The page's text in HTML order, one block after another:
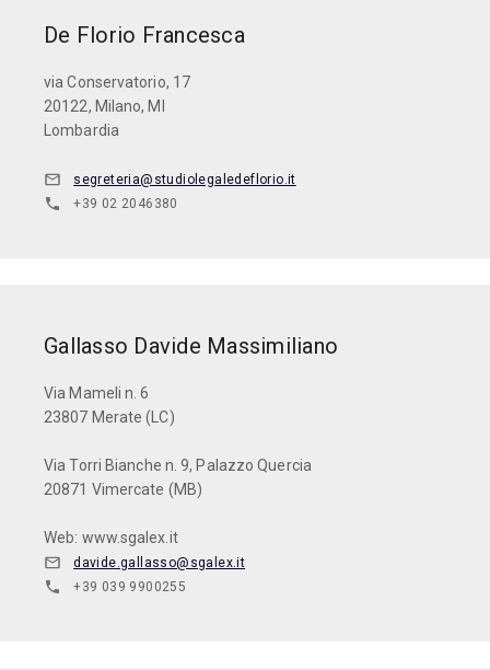
De Florio Francesca
via Conservatorio, 17
20122, Milano, MI
Lombardia
segreteria@studiolegaledeflorio.it
+39 02 2046380
Gallasso Davide Massimiliano
Via Mameli n. 6
23807 Merate (LC)
Via Torri Bianche n. 9, Palazzo Quercia
20871 Vimercate (MB)
Web: www.sgalex.it
davide.gallasso@sgalex.it
+39 039 9900255